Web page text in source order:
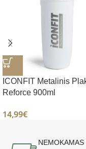
ICONFIT Metalinis
Reforce 900ml
14,99€